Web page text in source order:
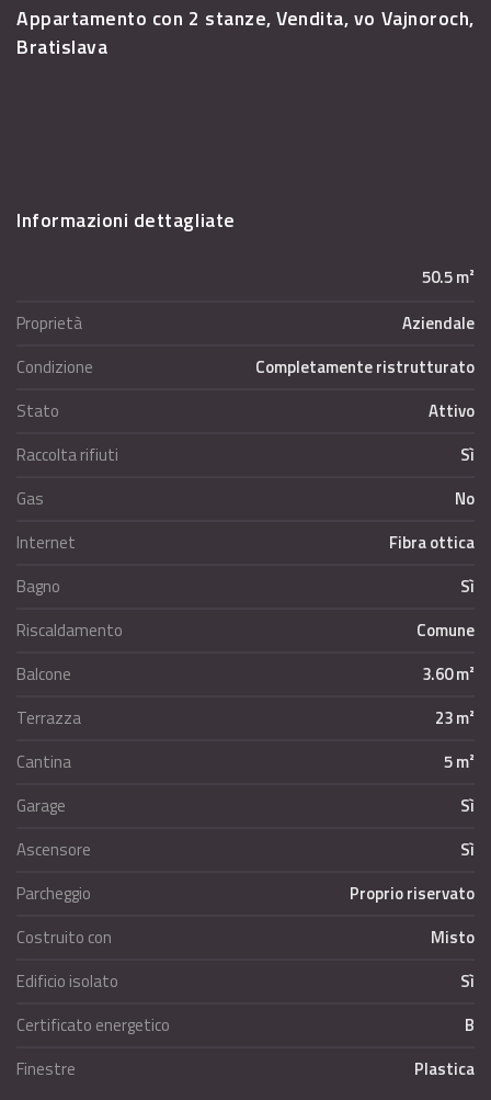
Appartamento con 2 stanze, Vendita, vo Vajnoroch,
Bratislava
Informazioni dettagliate
50.5 m²
Proprietà
Aziendale
Condizione
Completamente ristrutturato
Stato
Attivo
Raccolta rifiuti
Sì
Gas
No
Internet
Fibra ottica
Bagno
Sì
Riscaldamento
Comune
Balcone
3.60 m²
Terrazza
23 m²
Cantina
5 m²
Garage
Sì
Ascensore
Sì
Parcheggio
Proprio riservato
Costruito con
Misto
Edificio isolato
Sì
Certificato energetico
B
Finestre
Plastica